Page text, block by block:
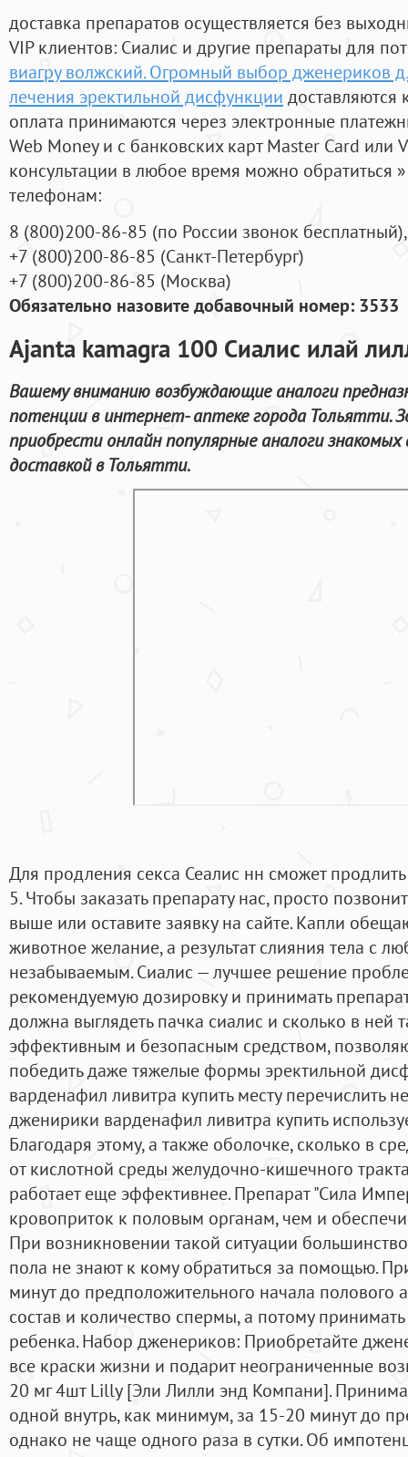
доставка препаратов осуществляется без
VIP клиентов: Сиалис и другие препараты для
виагру волжский. Огромный выбор дженериков
лечения эректильной дисфункции доставляются
оплата принимаются через электронные
Web Money и с банковских карт Master Card или
консультации в любое время можно обратиться
телефонам:
8 (800)200-86-85 (по России звонок бесплатный),
+7 (800)200-86-85 (Санкт-Петербург)
+7 (800)200-86-85 (Москва)
Обязательно назовите добавочный номер: 3533
Ajanta kamagra 100 Сиалис илай
Вашему вниманию возбуждающие аналоги
потенции в интернет- аптеке города Тольятти.
приобрести онлайн популярные аналоги
доставкой в Тольятти.
Для продления секса Сеалис нн сможет
5. Чтобы заказать препарату нас, просто
выше или оставите заявку на сайте. Капли
животное желание, а результат слияния тела с
незабываемым. Сиалис — лучшее решение
рекомендуемую дозировку и принимать
должна выглядеть пачка сиалис и сколько в ней
эффективным и безопасным средством,
победить даже тяжелые формы эректильной
варденафил ливитра купить месту перечислить
дженирики варденафил ливитра купить
Благодаря этому, а также оболочке, сколько в
от кислотной среды желудочно-кишечного
работает еще эффективнее. Препарат "Сила
кровоприток к половым органам, чем и
При возникновении такой ситуации
пола не знают к кому обратиться за помощью.
минут до предположительного начала полового
состав и количество спермы, а потому
ребенка. Набор дженериков: Приобретайте
все краски жизни и подарит неограниченные
20 мг 4шт Lilly [Эли Лилли энд Компани].
одной внутрь, как минимум, за 15-20 минут до
однако не чаще одного раза в сутки. Об